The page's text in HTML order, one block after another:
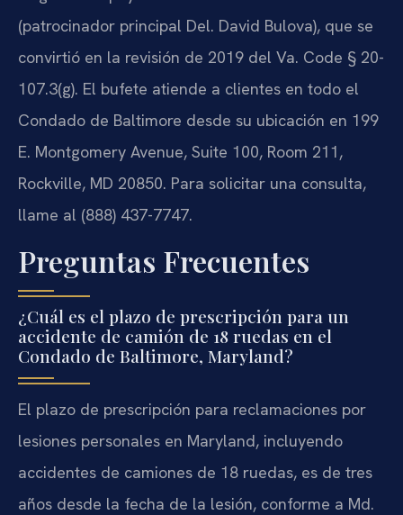
(patrocinador principal Del. David Bulova), que se
convirtió en la revisión de 2019 del Va. Code § 20-
107.3(g). El bufete atiende a clientes en todo el
Condado de Baltimore desde su ubicación en 199
E. Montgomery Avenue, Suite 100, Room 211,
Rockville, MD 20850. Para solicitar una consulta,
llame al (888) 437-7747.
Preguntas Frecuentes
¿Cuál es el plazo de prescripción para un
accidente de camión de 18 ruedas en el
Condado de Baltimore, Maryland?
El plazo de prescripción para reclamaciones por
lesiones personales en Maryland, incluyendo
accidentes de camiones de 18 ruedas, es de tres
años desde la fecha de la lesión, conforme a Md.